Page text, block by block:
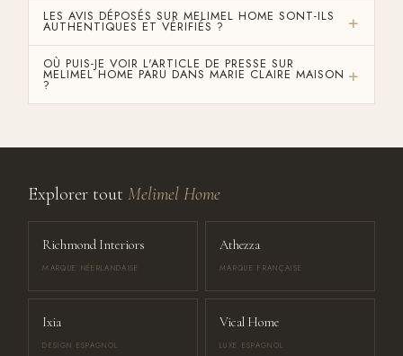
LES AVIS DÉPOSÉS SUR MELIMEL HOME SONT-ILS
AUTHENTIQUES ET VÉRIFIÉS ?
OÙ PUIS-JE VOIR L'ARTICLE DE PRESSE SUR
MELIMEL HOME PARU DANS MARIE CLAIRE MAISON
?
Explorer toutMelimel Home
Richmond Interiors
MARQUE NÉERLANDAISE
Athezza
MARQUE FRANÇAISE
Ixia
DESIGN ESPAGNOL
Vical Home
LUXE ESPAGNOL